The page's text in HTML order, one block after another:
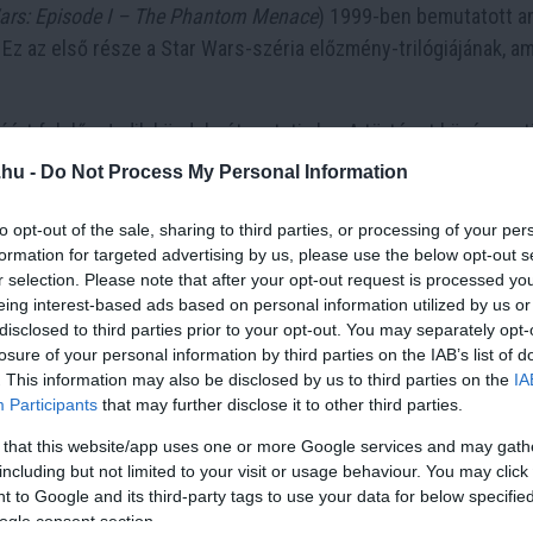
- Do Not Process My Personal Information
opt-out of the sale, sharing to third parties, or processing of your
for targeted advertising by us, please use the below opt-out
selection. Please note that after your opt-out request is processed
interest-based ads based on personal information utilized by us
to third parties prior to your opt-out. You may separately
of your personal information by third parties on the IAB’s list of
This information may also be disclosed by us to third parties on the
Participants that may further disclose it to other third parties.
that this website/app uses one or more Google services and may
but not limited to your visit or usage behaviour. You may
to Google and its third-party tags to use your data for below
consent section.
Episode I – The Phantom Menace) 1999-ben bemutatott
az első része a Star Wars-széria előzmény-trilógiájának,
felelős Jedik küzdelmét mutatja be. A történet
Kenobi (Ewan McGregor) állnak, akik Naboo bolygóján
Portman), hogy megállítsa a kereskedelmi blokádot,
során találkoznak Anakin Skywalkerrel (Jake
akiről Qui-Gon úgy véli, hogy ő az a kiválasztott, aki
a politikai és társadalmi konfliktusokat, amelyek végül a
bevezeti a nézőket a Jedik és a Sith-ek örök
lépéseibe. A film emlékezetes akció jelenetei, a
jelentős mérföldkövet jelentenek a filmes
bővítette a Star Wars univerzumát, megadva a rajongóknak a
hátterét és motivációit. Azonban a